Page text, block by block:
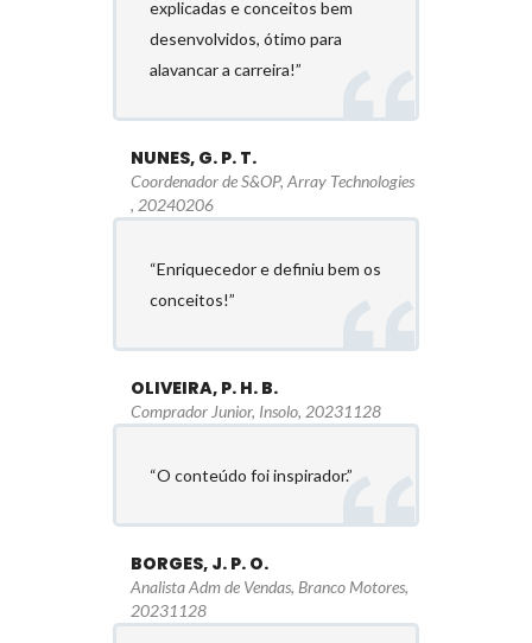
explicadas e conceitos bem
desenvolvidos, ótimo para
alavancar a carreira!”
NUNES, G. P. T.
Coordenador de S&OP, Array Technologies
, 20240206
“Enriquecedor e definiu bem os
conceitos!”
OLIVEIRA, P. H. B.
Comprador Junior, Insolo, 20231128
“O conteúdo foi inspirador.”
BORGES, J. P. O.
Analista Adm de Vendas, Branco Motores,
20231128